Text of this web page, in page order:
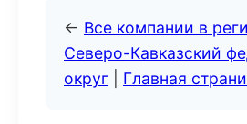
← Все компании в
Северо-Кавказский
округ
Главная